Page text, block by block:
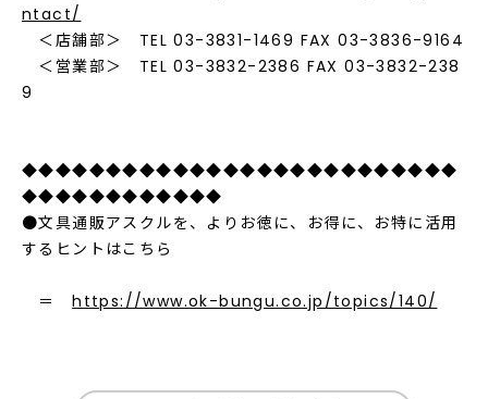
ntact/
＜店舗部＞ TEL 03-3831-1469 FAX 03-3836-9164
＜営業部＞ TEL 03-3832-2386 FAX 03-3832-238
9
◆◆◆◆◆◆◆◆◆◆◆◆◆◆◆◆◆◆◆◆◆◆◆◆◆◆
◆◆◆◆◆◆◆◆◆◆◆◆
●文具通販アスクルを、よりお徳に、お得に、お特に活用
するヒントはこちら
＝https://www.ok-bungu.co.jp/topics/140/